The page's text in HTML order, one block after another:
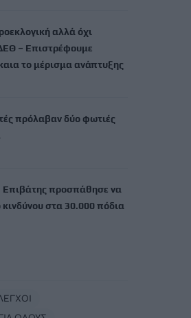
αλλά όχι
– Επιστρέφουμε
το μέρισμα ανάπτυξης
πρόλαβαν δύο φωτιές
Επιβάτης προσπάθησε να
κινδύνου στα 30.000 πόδια